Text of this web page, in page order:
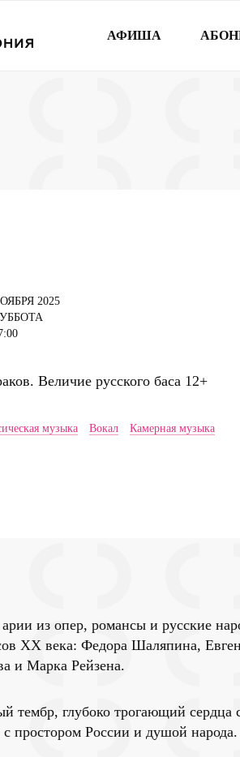
АФИША
Величие русского баса 12+
музыка Вокал Камерная музыка
2025
из опер, романсы и русские
XX века: Федора Шаляпина,
и Марка Рейзена.
тембр, глубоко трогающий сердца
простором России и душой народа.